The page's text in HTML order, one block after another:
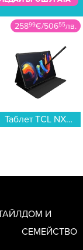
1499€/2932лв.
Сешоар Finlux FHD-2530...
ДОМ И
СЕМЕЙСТВО